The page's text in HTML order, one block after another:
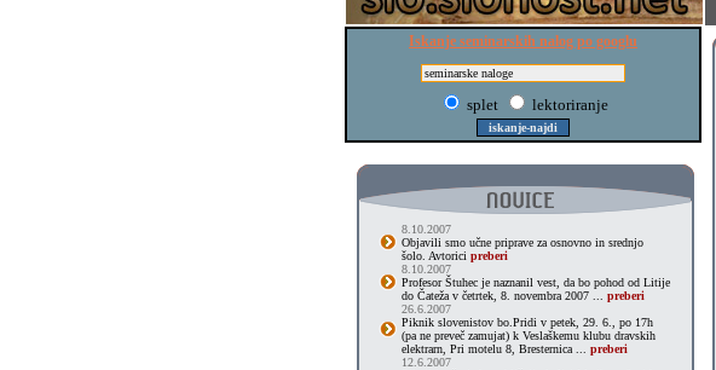
Iskanje seminarskih nalog po googlu
splet lektoriranje
8.10.2007
Objavili smo učne priprave za osnovno in srednjo
šolo. Avtorici preberi
8.10.2007
Profesor Štuhec je naznanil vest, da bo pohod od Litije
do Čateža v četrtek, 8. novembra 2007 ... preberi
26.6.2007
Piknik slovenistov bo.Pridi v petek, 29. 6., po 17h
(pa ne preveč zamujat) k Veslaškemu klubu dravskih
elektrarn, Pri motelu 8, Bresternica ... preberi
12.6.2007